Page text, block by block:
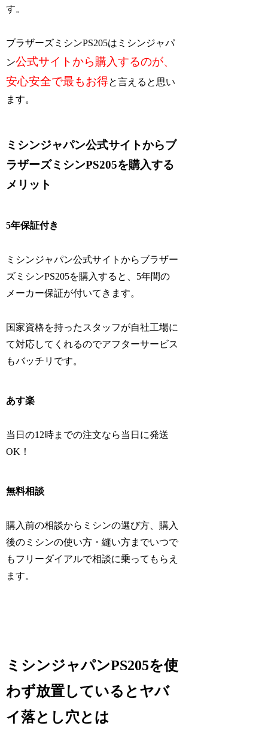
す。
ブラザーズミシンPS205はミシンジャパ
ン公式サイトから購入するのが、
安心安全で最もお得と言えると思い
ます。
ミシンジャパン公式サイトからブ
ラザーズミシンPS205を購入する
メリット
5年保証付き
ミシンジャパン公式サイトからブラザー
ズミシンPS205を購入すると、5年間の
メーカー保証が付いてきます。
国家資格を持ったスタッフが自社工場に
て対応してくれるのでアフターサービス
もバッチリです。
あす楽
当日の12時までの注文なら当日に発送
OK！
無料相談
購入前の相談からミシンの選び方、購入
後のミシンの使い方・縫い方までいつで
もフリーダイアルで相談に乗ってもらえ
ます。
ミシンジャパンPS205を使
わず放置しているとヤバ
イ落とし穴とは